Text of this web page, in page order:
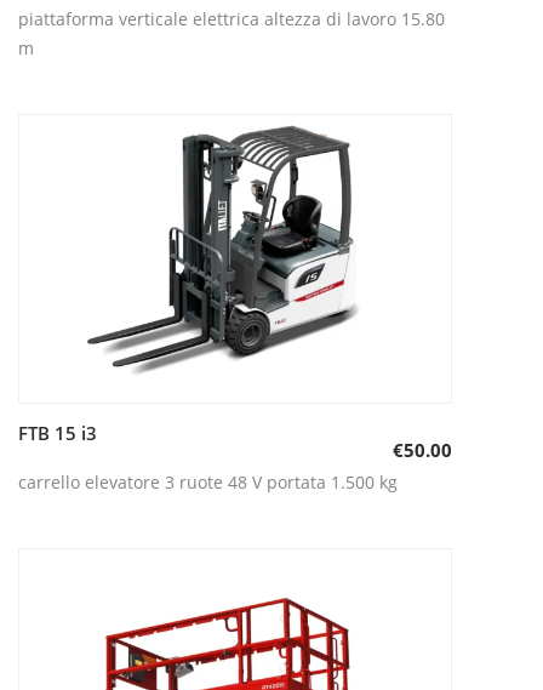
piattaforma verticale elettrica altezza di lavoro 15.80
m
FTB 15 i3
€50.00
carrello elevatore 3 ruote 48 V portata 1.500 kg